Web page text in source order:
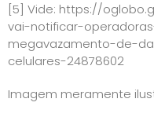
[5] Vide: https://
vai-notificar-
megavazamento-de-
celulares-24878602
Imagem meramente